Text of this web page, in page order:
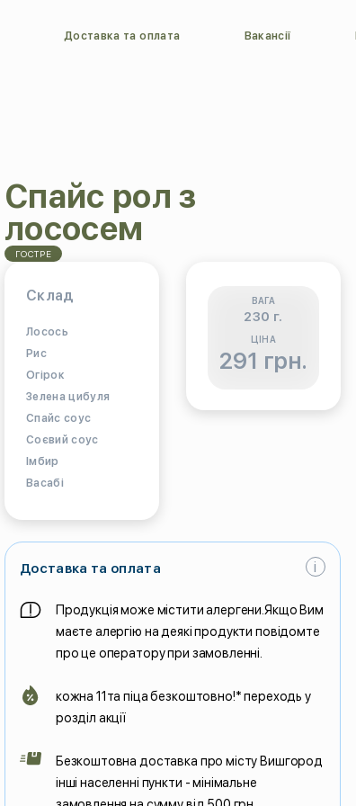
Доставка та оплата Вакансії
Спайс рол з
лососем
ГОСТРЕ
Склад
Лосось
Рис
Огірок
Зелена цибуля
Спайс соус
Соєвий соус
Імбир
Васабі
ВАГА
230 г.
ЦІНА
291 грн.
i
Доставка та оплата
Продукція може містити алергени.Якщо Вим
маєте алергію на деякі продукти повідомте
про це оператору при замовленні.
кожна 11та піца безкоштовно!* переходь у
розділ акції
Безкоштовна доставка про місту Вишгород
інші населенні пункти - мінімальне